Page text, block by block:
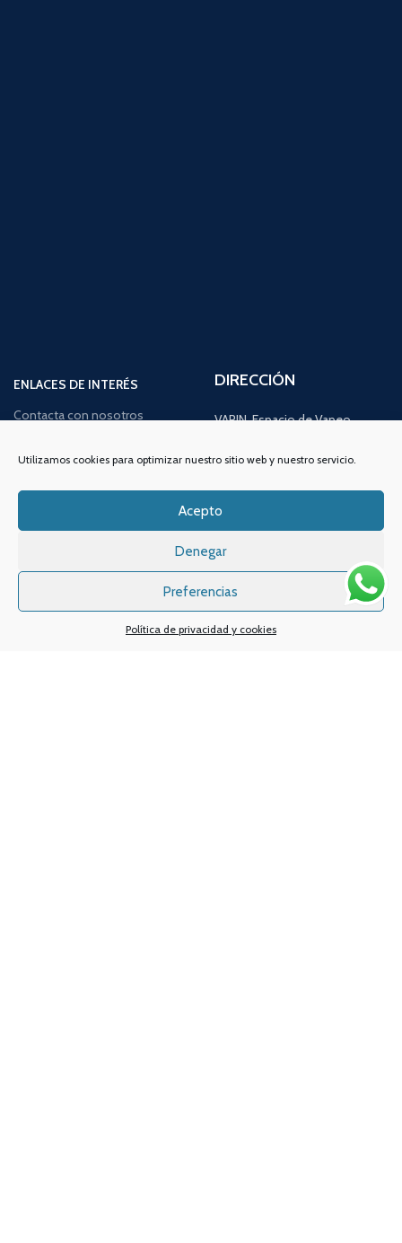
Utilizamos cookies para optimizar nuestro sitio web y nuestro servicio.
Acepto
Denegar
Preferencias
Política de privacidad y cookies
ENLACES DE INTERÉS
Contacta con nosotros
Ofertas exclusivas
DIRECCIÓN
VAPIN, Espacio de Vapeo
C/Alameda de San Antón,
Murcia
Atención al cliente:L a V de 10
a 14h y de 17 a 20h
TELÉFONO: